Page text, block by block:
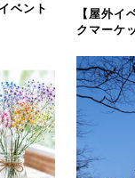
ベント
【屋外イ
クマーケ